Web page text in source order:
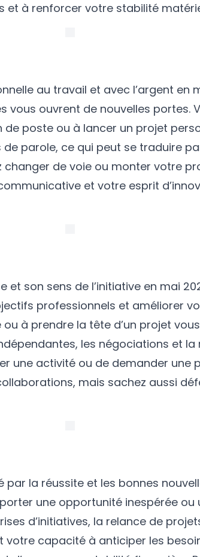
à renforcer votre stabilité
au travail et avec l’argent en
ouvrent de nouvelles portes.
poste ou à lancer un projet
parole, ce qui peut se traduire
changer de voie ou monter votre
et votre esprit
et son sens de l’initiative en mai
professionnels et améliorer
à prendre la tête d’un projet
les négociations et
une activité ou de demander une
mais sachez aussi
la réussite et les bonnes
une opportunité inespérée
d’initiatives, la relance de
votre capacité à anticiper les